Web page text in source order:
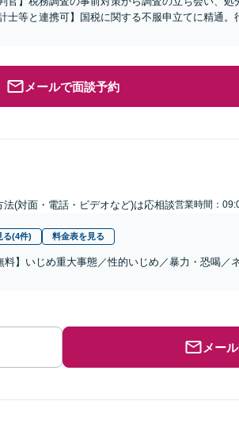
士等と連携可】国税に関する不服申立てに精通
メールで面談予約
法(対面・電話・ビデオなど)は応相談営業時間：
る(4件) 料金表を見る
料】いじめ重大事態／性的いじめ／暴力・恐喝／
メー